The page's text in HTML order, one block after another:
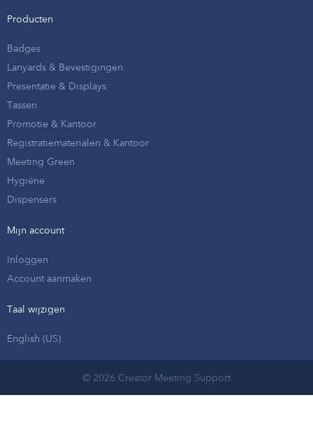
Producten
Badges
Lanyards & Bevestigingen
Presentatie & Displays
Tassen
Promotie & Kantoor
Registratiematerialen & Kantoor
Meeting Green
Hygiëne
Dispensers
Mijn account
Inloggen
Account aanmaken
Taal wijzigen
English (US)
© 2026 Creator Meeting Support